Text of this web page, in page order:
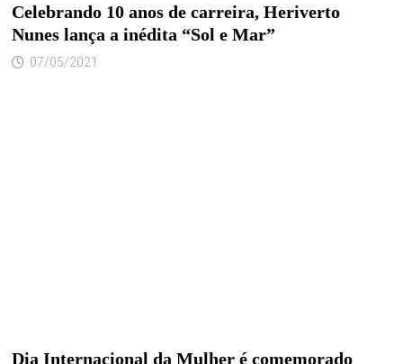
Celebrando 10 anos de carreira, Heriverto
Nunes lança a inédita “Sol e Mar”
07/05/2021
Dia Internacional da Mulher é comemorado